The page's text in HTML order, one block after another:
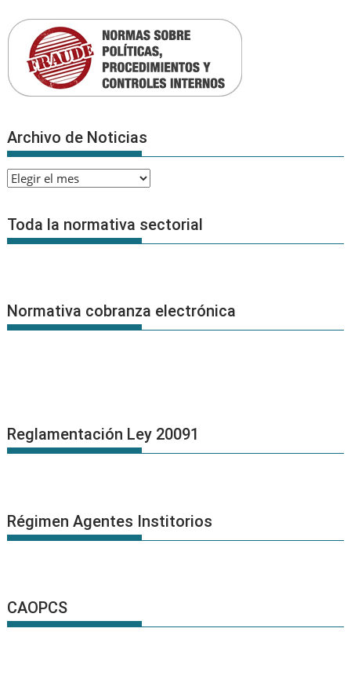
Archivo de Noticias
Archivo
Noticias
Toda la normativa sectorial
Normativa cobranza electrónica
Reglamentación Ley 20091
Régimen Agentes Institorios
CAOPCS